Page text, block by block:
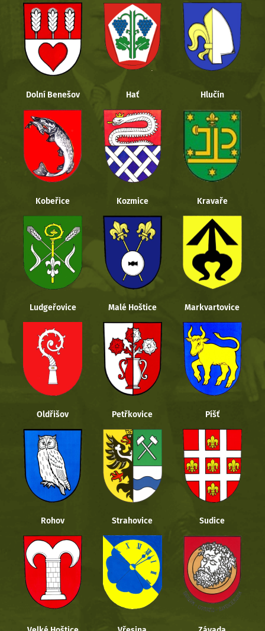
Dolní Benešov Hať Hlučín
Kobeřice Kozmice Kravaře
Ludgeřovice Malé Hoštice Markvartovice
Oldřišov Petřkovice Píšť
Rohov Strahovice Sudice